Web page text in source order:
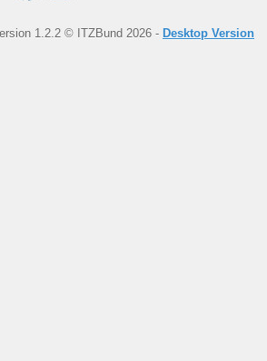
1.2.2 © ITZBund 2026 - Desktop Version